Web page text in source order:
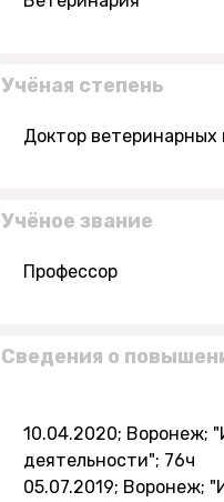
Учёная степень
Доктор ветеринарных
Учёное звание
Профессор
Сведения о
10.04.2020; Воронеж;
деятельности"; 76ч
05.07.2019; Воронеж;